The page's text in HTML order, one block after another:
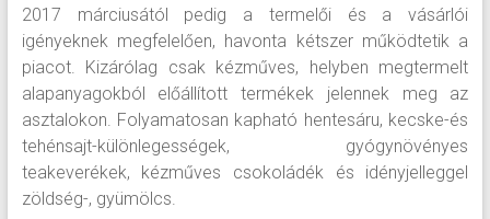
2017 márciusától pedig a termelői és a vásárlói
igényeknek megfelelően, havonta kétszer működtetik a
piacot. Kizárólag csak kézműves, helyben megtermelt
alapanyagokból előállított termékek jelennek meg az
asztalokon. Folyamatosan kapható hentesáru, kecske-és
tehénsajt-különlegességek, gyógynövényes
teakeverékek, kézműves csokoládék és idényjelleggel
zöldség-, gyümölcs.